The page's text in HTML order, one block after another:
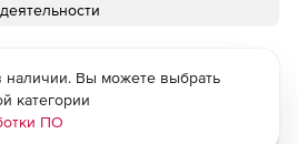
наличии. Вы можете выбрать
категории
ПО